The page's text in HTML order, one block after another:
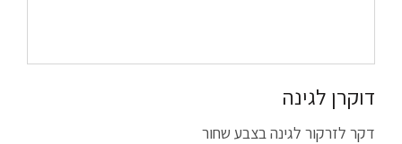
דוקרן לגינה
דקר לזרקור לגינה בצבע שחור